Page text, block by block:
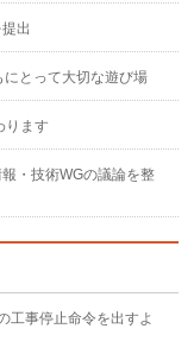
出
とって大切な遊び場
ります
・技術WGの議論を整
工事停止命令を出すよ